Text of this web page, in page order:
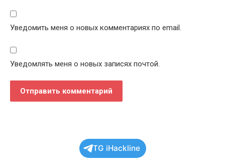
Уведомить меня о новых комментариях по email.
Уведомлять меня о новых записях почтой.
TG iHackline